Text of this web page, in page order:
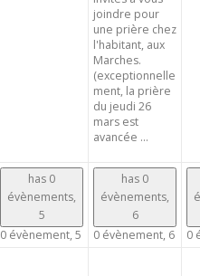
joindre pour
une prière chez
l'habitant, aux
Marches.
(exceptionnelle
ment, la prière
du jeudi 26
mars est
avancée ...
has 0
évènements,
5
0 évènement, 5
has 0
évènements,
6
0 évènement, 6 0